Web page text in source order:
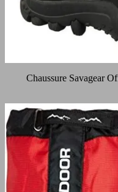
Chaussure Savagear